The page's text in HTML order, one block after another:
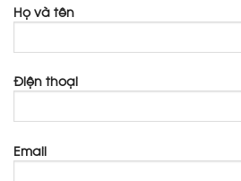
Họ và tên
Điện thoại
Email